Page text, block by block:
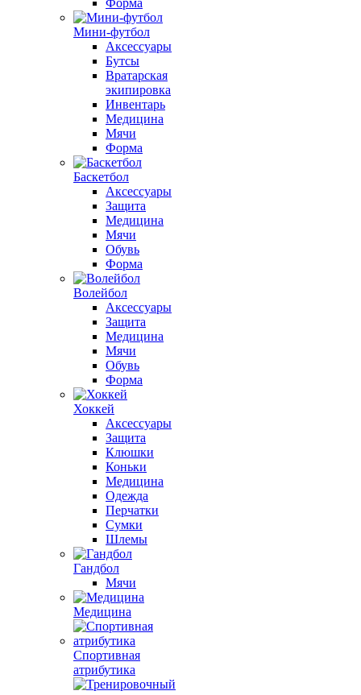
Форма
Мини-футбол
Аксессуары
Бутсы
Вратарская
экипировка
Инвентарь
Медицина
Мячи
Форма
Баскетбол
Аксессуары
Защита
Медицина
Мячи
Обувь
Форма
Волейбол
Аксессуары
Защита
Медицина
Мячи
Обувь
Форма
Хоккей
Аксессуары
Защита
Клюшки
Коньки
Медицина
Одежда
Перчатки
Сумки
Шлемы
Гандбол
Мячи
Медицина
Спортивная
атрибутика